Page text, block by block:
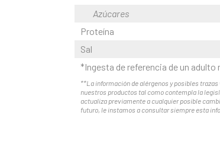
Azúcares
Proteína
Sal
*Ingesta de referencia de un
**La información de alérgenos y posibles
nuestros productos tal como contempla la
actualiza previamente a cualquier posible
futuro, le instamos a consultar siempre esta